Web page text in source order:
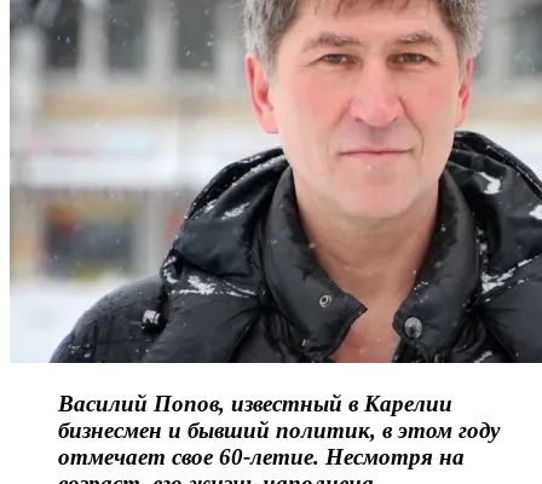
Василий Попов, известный в Карелии
бизнесмен и бывший политик, в этом году
отмечает свое 60-летие. Несмотря на